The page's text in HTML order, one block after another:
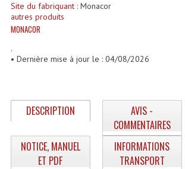
Enceintes (Ecoutes De Studio)
Enceintes Hifi
Enceintes Monitoring
Filtres Actifs, Correcteurs
Site du fabriquant :Monacor
autres produits
MONACOR
.
• Dernière mise à jour le : 04/08/2026
DESCRIPTION
AVIS -
COMMENTAIRES
NOTICE, MANUEL
ET PDF
INFORMATIONS
TRANSPORT